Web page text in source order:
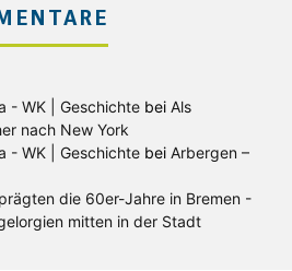
- WK | Geschichte bei Als
nach New York
- WK | Geschichte bei Arbergen –
die 60er-Jahre in Bremen -
mitten in der Stadt